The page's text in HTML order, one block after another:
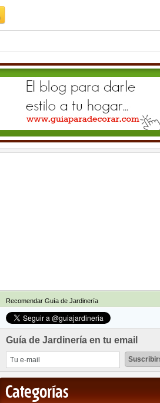
Recomendar Guía de Jardinería
Guía de Jardinería en tu email
Categorías